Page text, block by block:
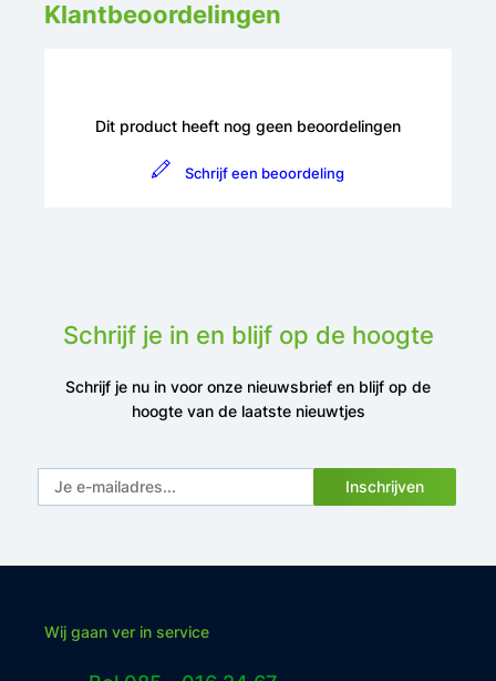
Klantbeoordelingen
Dit product heeft nog geen beoordelingen
Schrijf een beoordeling
Schrijf je in en blijf op de hoogte
Schrijf je nu in voor onze nieuwsbrief en blijf op de
hoogte van de laatste nieuwtjes
Inschrijven
Wij gaan ver in service